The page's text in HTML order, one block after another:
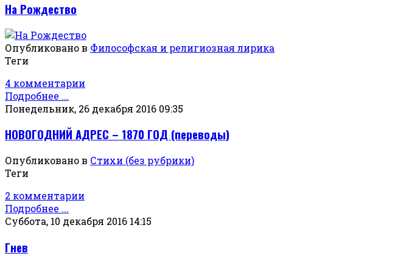
На Рождество
Опубликовано в Философская и религиозная лирика
Теги
4 комментарии
Подробнее ...
Понедельник, 26 декабря 2016 09:35
НОВОГОДНИЙ АДРЕС – 1870 ГОД (переводы)
Опубликовано в Стихи (без рубрики)
Теги
2 комментарии
Подробнее ...
Суббота, 10 декабря 2016 14:15
Гнев